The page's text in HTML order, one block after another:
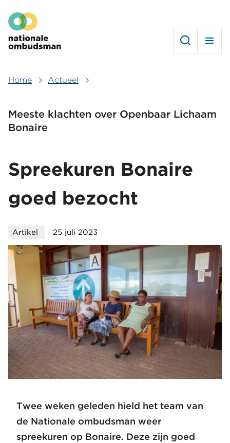
en
naar
de
gaan
Hoofdmenu
Home Actueel
Spreekuren Bonaire
goed bezocht
Meeste klachten over Openbaar Lichaam
Bonaire
Artikel 25 juli 2023
Twee weken geleden hield het team van
de Nationale ombudsman weer
spreekuren op Bonaire. Deze zijn goed